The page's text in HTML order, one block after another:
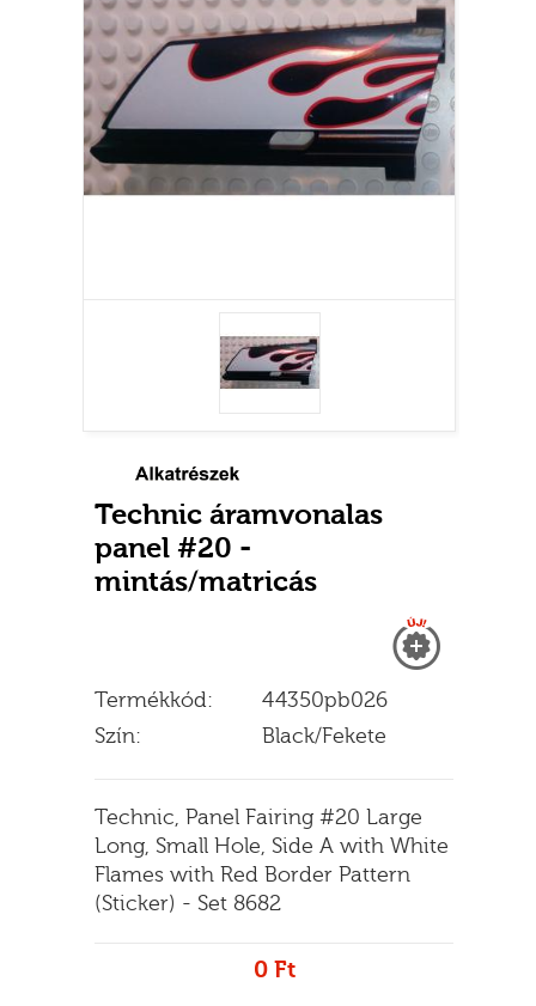
Technic áramvonalas
panel #20 -
mintás/matricás
Termékkód:
44350pb026
Szín:
Black/Fekete
Technic, Panel Fairing #20 Large
Long, Small Hole, Side A with White
Flames with Red Border Pattern
(Sticker) - Set 8682
0 Ft